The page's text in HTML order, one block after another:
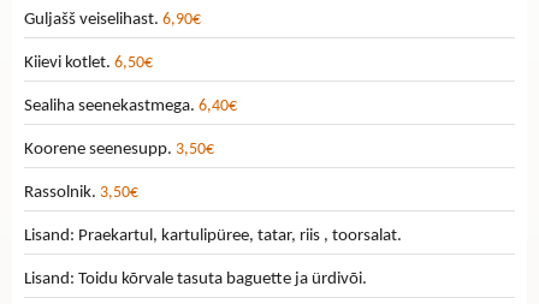
Guljašš veiselihast. 6,90€
Kiievi kotlet. 6,50€
Sealiha seenekastmega. 6,40€
Koorene seenesupp. 3,50€
Rassolnik. 3,50€
Lisand: Praekartul, kartulipüree, tatar, riis , toorsalat.
Lisand: Toidu kõrvale tasuta baguette ja ürdivõi.